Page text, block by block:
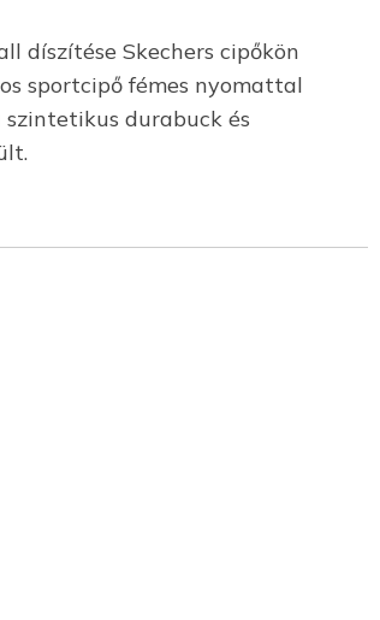
díszítése Skechers cipőkön
sportcipő fémes nyomattal
durabuck és